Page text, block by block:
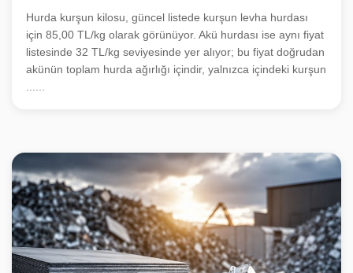
Hurda kurşun kilosu, güncel listede kurşun levha hurdası
için 85,00 TL/kg olarak görünüyor. Akü hurdası ise aynı fiyat
listesinde 32 TL/kg seviyesinde yer alıyor; bu fiyat doğrudan
akünün toplam hurda ağırlığı içindir, yalnızca içindeki kurşun